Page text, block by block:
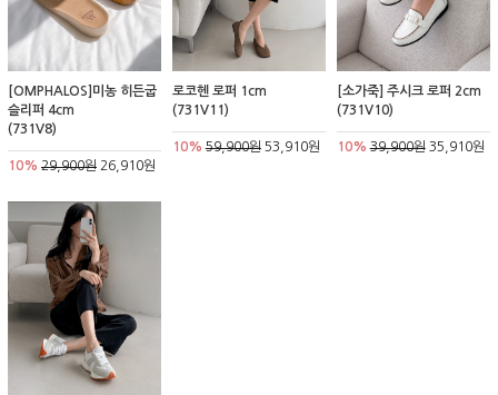
[OMPHALOS]미농 히든굽
슬리퍼 4cm
(731V8)
10% 29,900원 26,910원
로코헨 로퍼 1cm
(731V11)
10% 59,900원53,910원
[소가죽] 주시크 로퍼 2cm
(731V10)
10% 39,900원35,910원